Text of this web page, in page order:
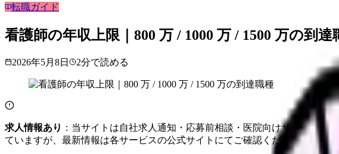
転職ガイド
看護師の年収上限｜800 万 / 1000 万 / 1500 万の到達
2026年5月8日 2分で読める
求人情報あり ：当サイトは自社求人通知・応募前相談・医院向けサービス
ていますが、最新情報は各サービスの公式サイトにてご確認ください。